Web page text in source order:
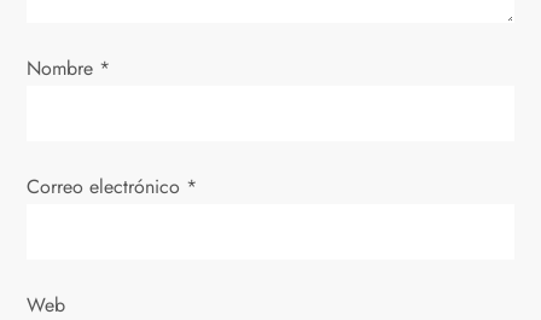
n
r
d
Nombre *
Correo electrónico *
Web